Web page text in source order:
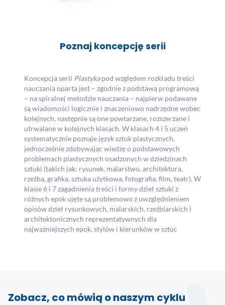
Poznaj koncepcję serii
Koncepcja serii Plastykapod względem rozkładu treści
nauczania oparta jest – zgodnie z podstawą programową
– na spiralnej metodzie nauczania – najpierw podawane
są wiadomości logicznie i znaczeniowo nadrzędne wobec
kolejnych, następnie są one powtarzane, rozszerzane i
utrwalane w kolejnych klasach. W klasach 4 i 5 uczeń
systematycznie poznaje język sztuk plastycznych,
jednocześnie zdobywając wiedzę o podstawowych
problemach plastycznych osadzonych w dziedzinach
sztuki (takich jak: rysunek, malarstwo, architektura,
rzeźba, grafika, sztuka użytkowa, fotografia, film, teatr). W
klasie 6 i 7 zagadnienia treści i formy dzieł sztuki z
różnych epok ujęte są problemowo z uwzględnieniem
opisów dzieł rysunkowych, malarskich, rzeźbiarskich i
architektonicznych reprezentatywnych dla
najważniejszych epok, stylów i kierunków w sztuc
Zobacz, co mówią o naszym cyklu